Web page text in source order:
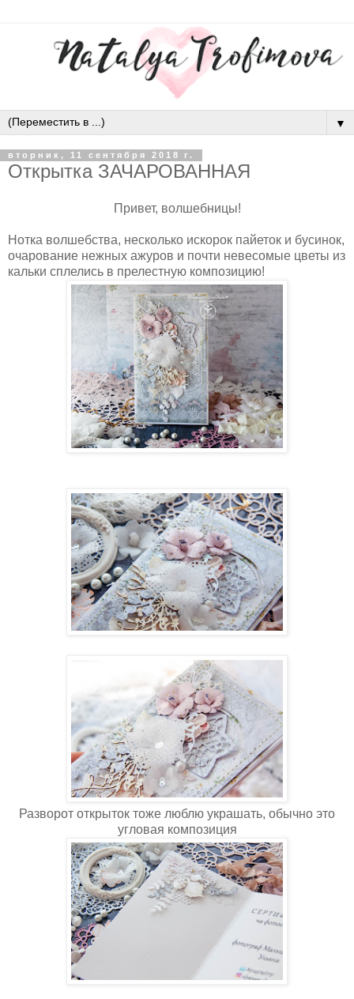
▼
вторник, 11 сентября 2018 г.
Открытка ЗАЧАРОВАННАЯ
Привет, волшебницы!
Нотка волшебства, несколько искорок пайеток и бусинок,
очарование нежных ажуров и почти невесомые цветы из
кальки сплелись в прелестную композицию!
Разворот открыток тоже люблю украшать, обычно это
угловая композиция